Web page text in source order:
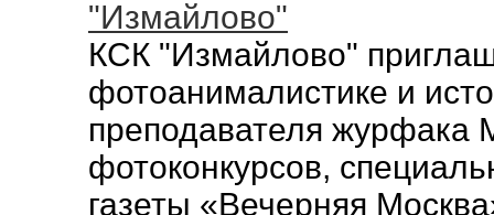
"Измайлово"
КСК "Измайлово"
фотоанималистике и
преподавателя журфака
фотоконкурсов,
газеты «Вечерняя